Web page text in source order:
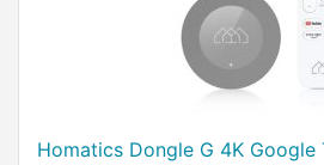
Homatics Dongle G 4K Google